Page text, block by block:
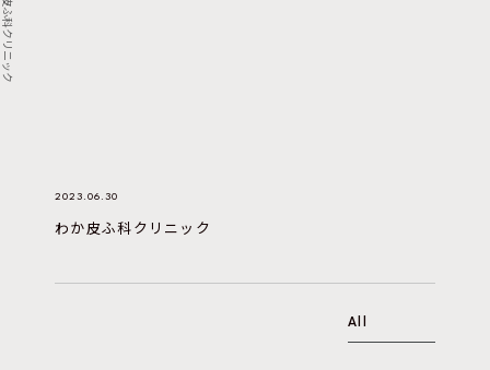
わか皮ふ科クリニック
2023.06.30
わか皮ふ科クリニック
All